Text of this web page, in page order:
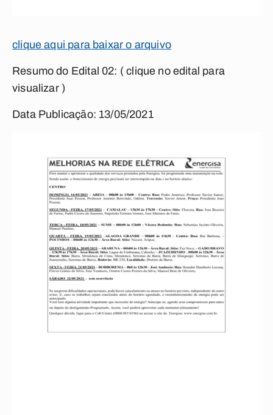
clique aqui para baixar o arquivo
Resumo do Edital 02: ( clique no edital para
visualizar )
Data Publicação: 13/05/2021